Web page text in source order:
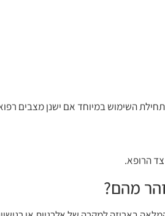
השימוש במיוחד אם ישנן מצבים
הרופא.
מהם?